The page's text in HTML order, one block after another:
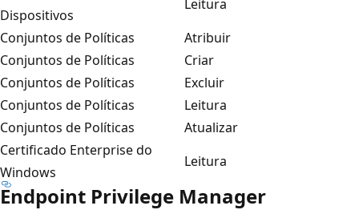
Dispositivos
Leitura
Conjuntos de Políticas
Atribuir
Conjuntos de Políticas
Criar
Conjuntos de Políticas
Excluir
Conjuntos de Políticas
Leitura
Conjuntos de Políticas
Atualizar
Certificado Enterprise do
Windows
Leitura
Endpoint Privilege Manager